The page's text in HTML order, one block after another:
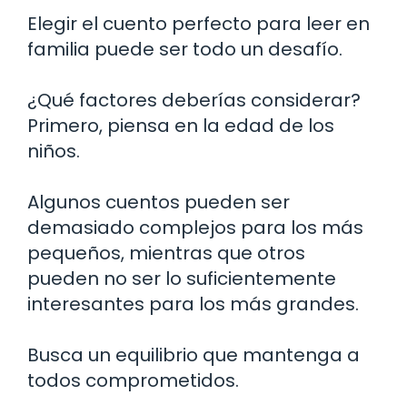
Elegir el cuento perfecto para leer en
familia puede ser todo un desafío.
¿Qué factores deberías considerar?
Primero, piensa en la edad de los
niños.
Algunos cuentos pueden ser
demasiado complejos para los más
pequeños, mientras que otros
pueden no ser lo suficientemente
interesantes para los más grandes.
Busca un equilibrio que mantenga a
todos comprometidos.